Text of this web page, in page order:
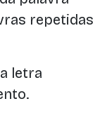
repetidas
letra